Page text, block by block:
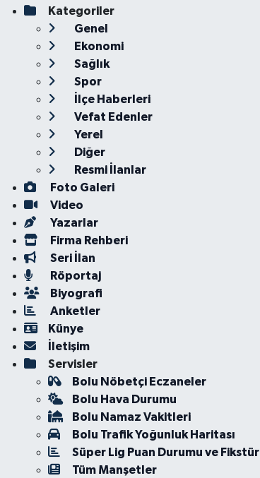
Kategoriler
Genel
Ekonomi
Sağlık
Spor
İlçe Haberleri
Vefat Edenler
Yerel
Diğer
Resmi İlanlar
Foto Galeri
Video
Yazarlar
Firma Rehberi
Seri İlan
Röportaj
Biyografi
Anketler
Künye
İletişim
Servisler
Bolu Nöbetçi Eczaneler
Bolu Hava Durumu
Bolu Namaz Vakitleri
Bolu Trafik Yoğunluk Haritası
Süper Lig Puan Durumu ve Fikstür
Tüm Manşetler